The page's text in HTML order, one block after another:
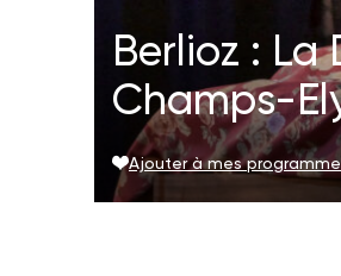
Berlioz :
Champs-
Ajouter à mes